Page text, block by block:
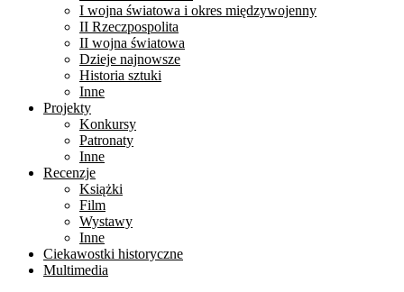
I wojna światowa i okres międzywojenny
II Rzeczpospolita
II wojna światowa
Dzieje najnowsze
Historia sztuki
Inne
Projekty
Konkursy
Patronaty
Inne
Recenzje
Książki
Film
Wystawy
Inne
Ciekawostki historyczne
Multimedia